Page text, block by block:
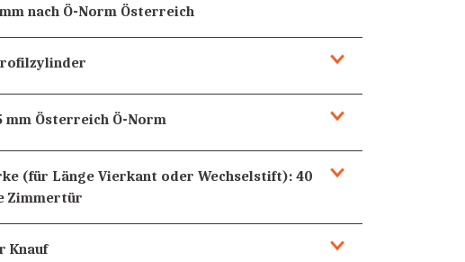
nach Ö-Norm Österreich
mm Österreich Ö-Norm
(für Länge Vierkant oder Wechselstift): 40
Zimmertür
Knauf